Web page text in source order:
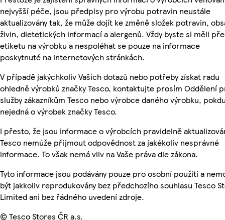
nejvyšší péče, jsou předpisy pro výrobu potravin neustále
aktualizovány tak, že může dojít ke změně složek potravin,
živin, dietetických informací a alergenů. Vždy byste si měli
etiketu na výrobku a nespoléhat se pouze na informace
poskytnuté na internetových stránkách.
V případě jakýchkoliv Vašich dotazů nebo potřeby získat radu
ohledně výrobků značky Tesco, kontaktujte prosím Oddělení
služby zákazníkům Tesco nebo výrobce daného výrobku,
nejedná o výrobek značky Tesco.
I přesto, že jsou informace o výrobcích pravidelně
Tesco nemůže přijmout odpovědnost za jakékoliv nesprávné
informace. To však nemá vliv na Vaše práva dle zákona.
Tyto informace jsou podávány pouze pro osobní použití a
být jakkoliv reprodukovány bez předchozího souhlasu Tesco
Limited ani bez řádného uvedení zdroje.
© Tesco Stores ČR a.s.